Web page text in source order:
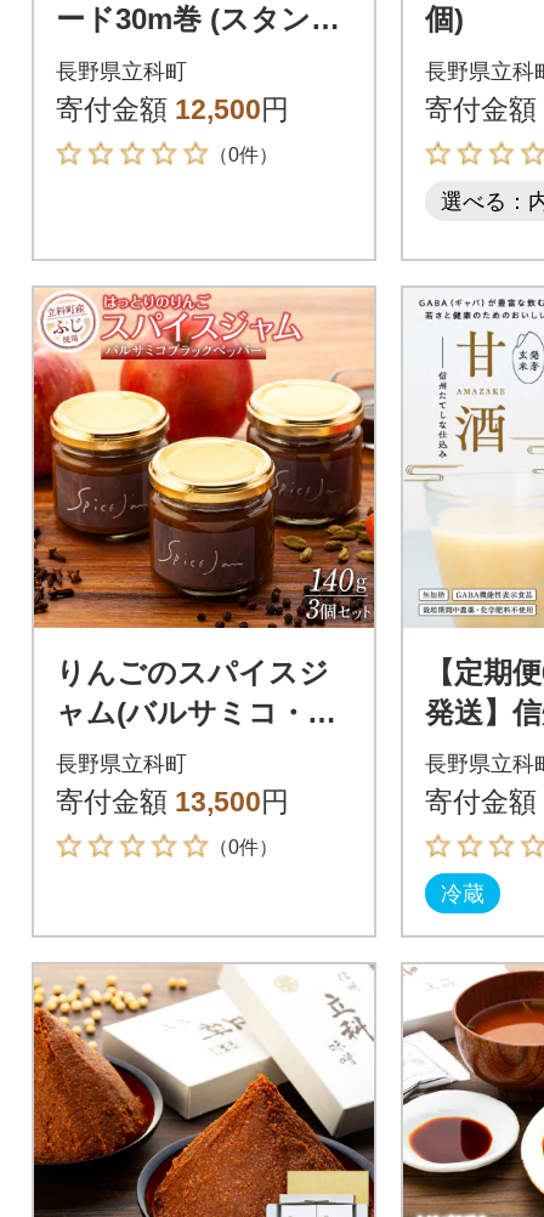
ード30m巻 (スタンダ
ード 2.2mm 四角型 ス
トレート)
長野県立科町
寄付金額 12,500円
（0件）
個)
長野県立科
寄付金額
選べる：
りんごのスパイスジ
ャム(バルサミコ・ブ
ラックペッパー)3個セ
ット
長野県立科町
寄付金額 13,500円
（0件）
【定期
発送】
込み 発
0g×6本
長野県立科
寄付金額
冷蔵